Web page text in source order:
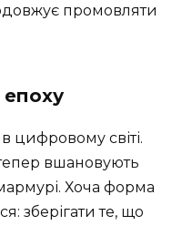
промовляти
цифровому світі.
тепер вшановують
Хоча форма
зберігати те, що